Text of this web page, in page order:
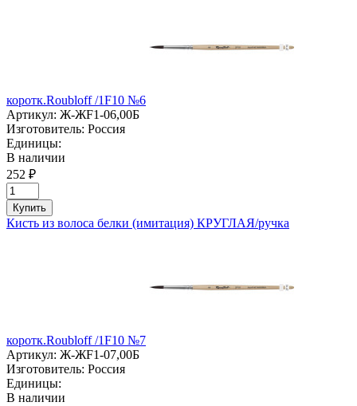
коротк.Roubloff /1F10 №6
Артикул: Ж-ЖF1-06,00Б
Изготовитель: Россия
Единицы:
В наличии
252 ₽
Купить
Кисть из волоса белки (имитация) КРУГЛАЯ/ручка
коротк.Roubloff /1F10 №7
Артикул: Ж-ЖF1-07,00Б
Изготовитель: Россия
Единицы:
В наличии